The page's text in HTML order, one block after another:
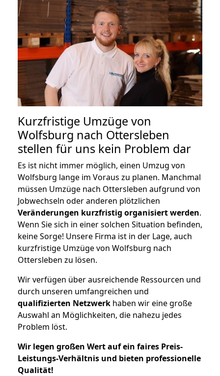
Kurzfristige Umzüge von
Wolfsburg nach Ottersleben
stellen für uns kein Problem dar
Es ist nicht immer möglich, einen Umzug von
Wolfsburg lange im Voraus zu planen. Manchmal
müssen Umzüge nach Ottersleben aufgrund von
Jobwechseln oder anderen plötzlichen
Veränderungen kurzfristig organisiert werden.
Wenn Sie sich in einer solchen Situation befinden,
keine Sorge! Unsere Firma ist in der Lage, auch
kurzfristige Umzüge von Wolfsburg nach
Ottersleben zu lösen.
Wir verfügen über ausreichende Ressourcen und
durch unseren umfangreichen und
qualifizierten Netzwerk haben wir eine große
Auswahl an Möglichkeiten, die nahezu jedes
Problem löst.
Wir legen großen Wert auf ein faires Preis-
Leistungs-Verhältnis und bieten professionelle
Qualität!